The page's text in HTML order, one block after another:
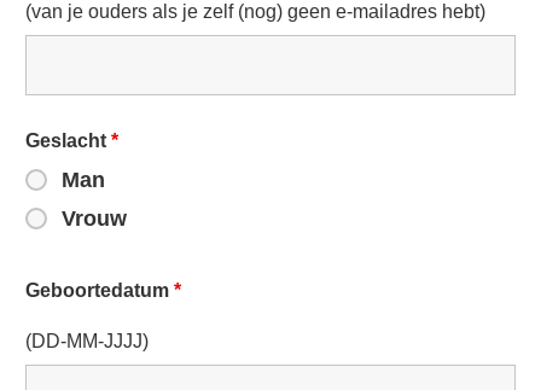
(van je ouders als je zelf (nog) geen e-mailadres hebt)
Geslacht *
Man
Vrouw
Geboortedatum *
(DD-MM-JJJJ)